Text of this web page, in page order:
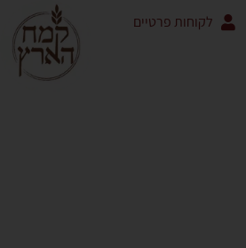
לקוחות פרטיים